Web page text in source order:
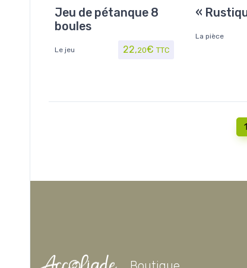
Jouet/Jeux
Jeu de pétanque 8
boules
Le jeu 22,20€ TTC
à poivre et sel
«
La pièce
1